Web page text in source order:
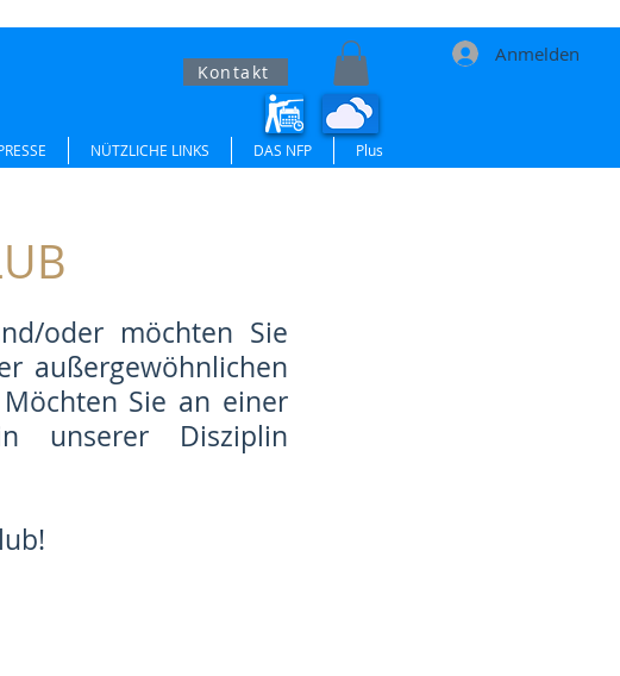
Anmelden
Kontakt
NÜTZLICHE LINKS DAS NFP Plus
oder möchten Sie
außergewöhnlichen
Sie an einer
unserer Disziplin